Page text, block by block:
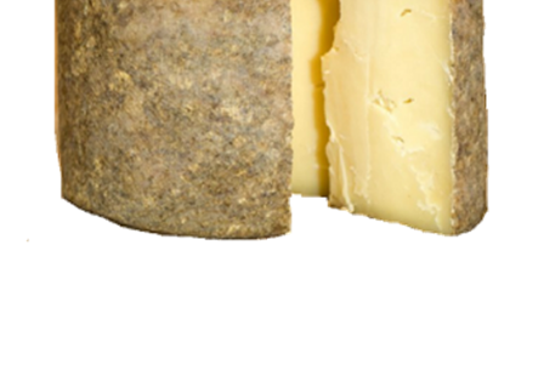
aus Kuhmilch
aus Ziegenmilch
aus Schafsmilch
Freiburger
Käse aus dem